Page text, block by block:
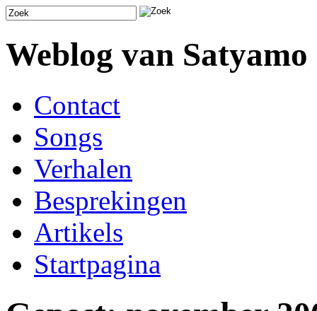
Weblog van Satyamo
Contact
Songs
Verhalen
Besprekingen
Artikels
Startpagina